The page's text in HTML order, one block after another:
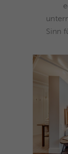
Sinn